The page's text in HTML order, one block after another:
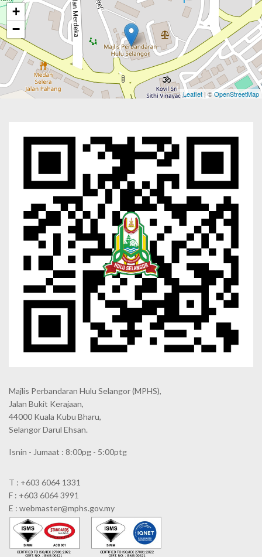
+
−
Leaflet | ©OpenStreetMap
Majlis Perbandaran Hulu Selangor (MPHS),
Jalan Bukit Kerajaan,
44000 Kuala Kubu Bharu,
Selangor Darul Ehsan.
Isnin - Jumaat : 8:00pg - 5:00ptg
T : +603 6064 1331
F : +603 6064 3991
E : webmaster@mphs.gov.my